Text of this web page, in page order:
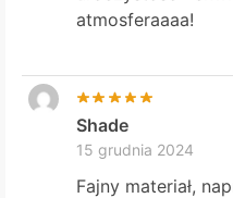
atmosferaaaa!
Shade
15 grudnia 2024
Fajny materiał,